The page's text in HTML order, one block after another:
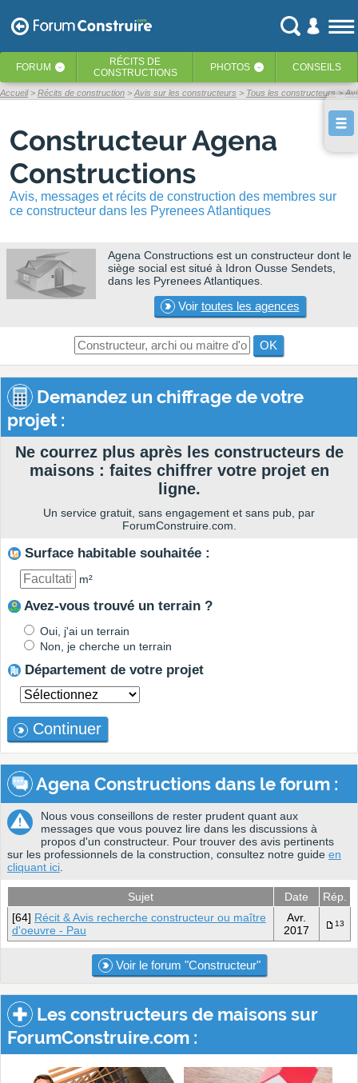
FORUM ‹ RÉCITS DE
CONSTRUCTIONS
PHOTOS ‹ CONSEILS
Accueil Récits de construction Avis sur les constructeurs Tous les constructeurs
Constructeur Agena
Constructions
Avis, messages et récits de construction des membres sur
ce constructeur dans les Pyrenees Atlantiques
Agena Constructions est un constructeur dont le
siège social est situé à Idron Ousse Sendets,
dans les Pyrenees Atlantiques.
Voir toutes les agences
OK
Demandez un chiffrage de votre
projet :
Ne courrez plus après les constructeurs de
maisons : faites chiffrer votre projet en
ligne.
Un service gratuit, sans engagement et sans pub, par
ForumConstruire.com.
Surface habitable souhaitée :
m²
Avez-vous trouvé un terrain ?
Oui, j'ai un terrain
Non, je cherche un terrain
Département de votre projet
Continuer
Agena Constructions dans le forum :
Nous vous conseillons de rester prudent quant aux
messages que vous pouvez lire dans les discussions à
propos d'un constructeur. Pour trouver des avis pertinents
sur les professionnels de la construction, consultez notre guide en
cliquant ici
Sujet Date
Rép.
[64] Récit & Avis recherche constructeur ou maître
d'oeuvre - Pau
Avr.
2017
13
Voir le forum "Constructeur"
Les constructeurs de maisons sur
ForumConstruire.com :